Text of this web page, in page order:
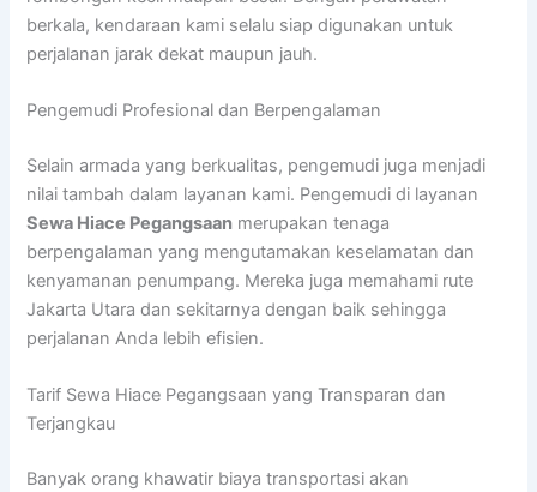
berkala, kendaraan kami selalu siap digunakan untuk
perjalanan jarak dekat maupun jauh.
Pengemudi Profesional dan Berpengalaman
Selain armada yang berkualitas, pengemudi juga menjadi
nilai tambah dalam layanan kami. Pengemudi di layanan
Sewa Hiace Pegangsaan merupakan tenaga
berpengalaman yang mengutamakan keselamatan dan
kenyamanan penumpang. Mereka juga memahami rute
Jakarta Utara dan sekitarnya dengan baik sehingga
perjalanan Anda lebih efisien.
Tarif Sewa Hiace Pegangsaan yang Transparan dan
Terjangkau
Banyak orang khawatir biaya transportasi akan